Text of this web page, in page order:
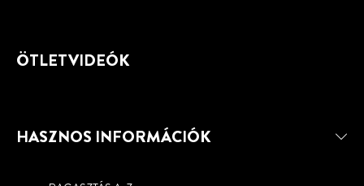
ÖTLETVIDEÓK
HASZNOS INFORMÁCIÓK